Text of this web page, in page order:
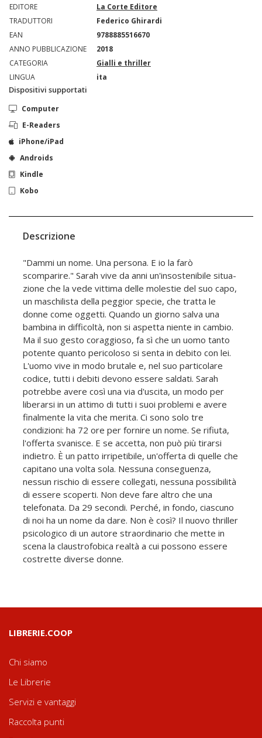
EDITORE
La Corte Editore
TRADUTTORI
Federico Ghirardi
EAN
9788885516670
ANNO PUBBLICAZIONE
2018
CATEGORIA
Gialli e thriller
LINGUA
ita
Dispositivi supportati
Computer
E-Readers
iPhone/iPad
Androids
Kindle
Kobo
Descrizione
"Dammi un nome. Una persona. E io la farò
scomparire." Sarah vive da anni un'insostenibile situa-
zione che la vede vittima delle molestie del suo capo,
un maschilista della peggior specie, che tratta le
donne come oggetti. Quando un giorno salva una
bambina in difficoltà, non si aspetta niente in cambio.
Ma il suo gesto coraggioso, fa sì che un uomo tanto
potente quanto pericoloso si senta in debito con lei.
L'uomo vive in modo brutale e, nel suo particolare
codice, tutti i debiti devono essere saldati. Sarah
potrebbe avere così una via d'uscita, un modo per
liberarsi in un attimo di tutti i suoi problemi e avere
finalmente la vita che merita. Ci sono solo tre
condizioni: ha 72 ore per fornire un nome. Se rifiuta,
l'offerta svanisce. E se accetta, non può più tirarsi
indietro. È un patto irripetibile, un'offerta di quelle che
capitano una volta sola. Nessuna conseguenza,
nessun rischio di essere collegati, nessuna possibilità
di essere scoperti. Non deve fare altro che una
telefonata. Da 29 secondi. Perché, in fondo, ciascuno
di noi ha un nome da dare. Non è così? Il nuovo thriller
psicologico di un autore straordinario che mette in
scena la claustrofobica realtà a cui possono essere
costrette diverse donne.
LIBRERIE.COOP
Chi siamo
Le Librerie
Servizi e vantaggi
Raccolta punti